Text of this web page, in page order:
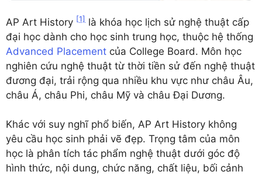
AP Art History [1] là khóa học lịch sử nghệ thuật cấp
đại học dành cho học sinh trung học, thuộc hệ thống
Advanced Placement của College Board. Môn học
nghiên cứu nghệ thuật từ thời tiền sử đến nghệ thuật
đương đại, trải rộng qua nhiều khu vực như châu Âu,
châu Á, châu Phi, châu Mỹ và châu Đại Dương.
Khác với suy nghĩ phổ biến, AP Art History không
yêu cầu học sinh phải vẽ đẹp. Trọng tâm của môn
học là phân tích tác phẩm nghệ thuật dưới góc độ
hình thức, nội dung, chức năng, chất liệu, bối cảnh